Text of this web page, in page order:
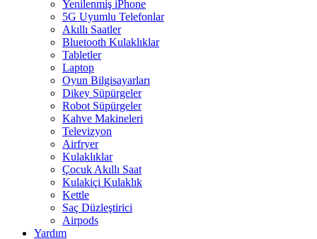
Yenilenmiş iPhone
5G Uyumlu Telefonlar
Akıllı Saatler
Bluetooth Kulaklıklar
Tabletler
Laptop
Oyun Bilgisayarları
Dikey Süpürgeler
Robot Süpürgeler
Kahve Makineleri
Televizyon
Airfryer
Kulaklıklar
Çocuk Akıllı Saat
Kulakiçi Kulaklık
Kettle
Saç Düzleştirici
Airpods
Yardım